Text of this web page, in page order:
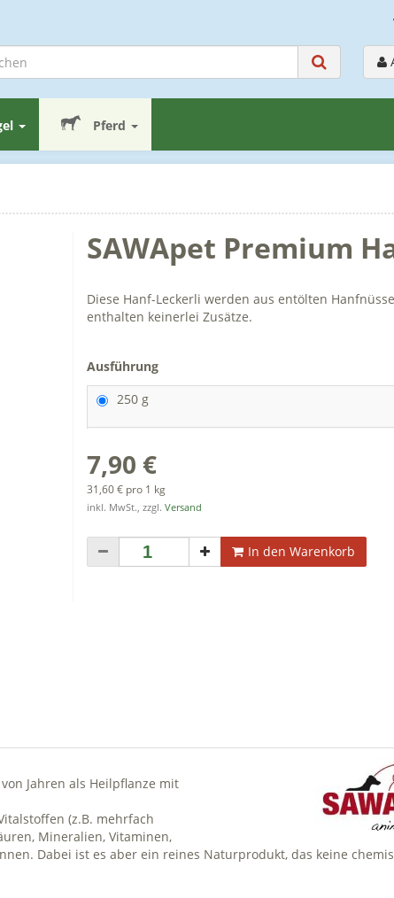
Pferd
SAWApet Premium
Diese Hanf-Leckerli werden aus entölten
enthalten keinerlei Zusätze.
Ausführung
250 g
7,90 €
31,60 € pro 1 kg
inkl. MwSt., zzgl. Versand
In den Warenkorb
Jahren als Heilpflanze mit
(z.B. mehrfach
Mineralien, Vitaminen,
Dabei ist es aber ein reines Naturprodukt, das keine